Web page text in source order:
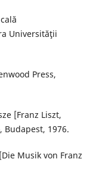
Universităţii
Press,
[Franz Liszt,
1976.
Musik von Franz